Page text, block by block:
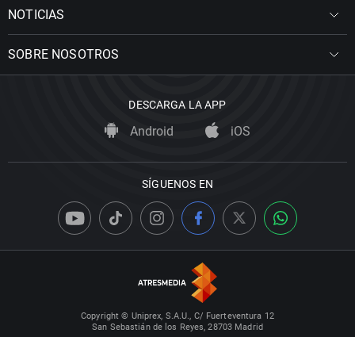
NOTICIAS
SOBRE NOSOTROS
DESCARGA LA APP
Android iOS
SÍGUENOS EN
Copyright © Uniprex, S.A.U., C/ Fuerteventura 12
San Sebastián de los Reyes, 28703 Madrid